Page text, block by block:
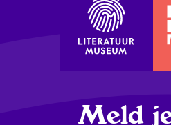
Meld